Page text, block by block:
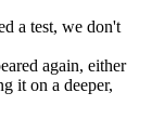
a test, we don't
again, either
it on a deeper,